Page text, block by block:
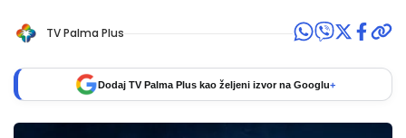
TV Palma Plus
Dodaj TV Palma Plus kao željeni izvor na Googlu+